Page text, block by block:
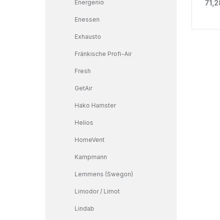
Energenio
Enessen
Exhausto
Fränkische Profi-Air
Fresh
GetAir
Hako Hamster
Helios
HomeVent
Kampmann
Lemmens (Swegon)
Limodor / Limot
Lindab